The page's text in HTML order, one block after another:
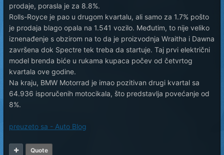
prodaje, porasla je za 8.8%.
Rolls-Royce je pao u drugom kvartalu, ali samo za 1.7% pošto
je prodaja blago opala na 1.541 vozilo. Međutim, to nije veliko
iznenađenje s obzirom na to da je proizvodnja Wraitha i Dawna
završena dok Spectre tek treba da startuje. Taj prvi električni
model brenda biće u rukama kupaca počev od četvrtog
kvartala ove godine.
Na kraju, BMW Motorrad je imao pozitivan drugi kvartal sa
64.936 isporučenih motocikala, što predstavlja povećanje od
8%.
preuzeto sa - Auto Blog
Quote